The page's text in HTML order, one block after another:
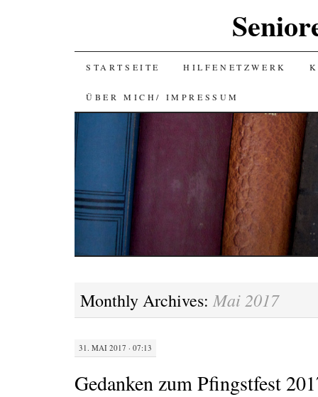
SKIP
TO
CONTENT
STARTSEITE HILFENETZWERK
ÜBER MICH/ IMPRESSUM
Monthly Archives: Mai 2017
31. MAI 2017 · 07:13
Gedanken zum Pfingstfest